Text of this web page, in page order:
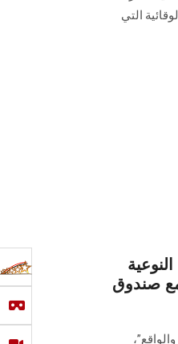
التي
مع صندوق